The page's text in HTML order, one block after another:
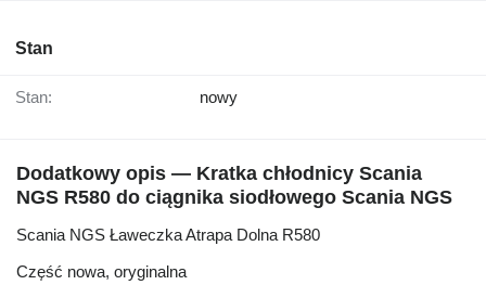
Stan
Stan: nowy
Dodatkowy opis — Kratka chłodnicy Scania
NGS R580 do ciągnika siodłowego Scania NGS
Scania NGS Ławeczka Atrapa Dolna R580
Część nowa, oryginalna